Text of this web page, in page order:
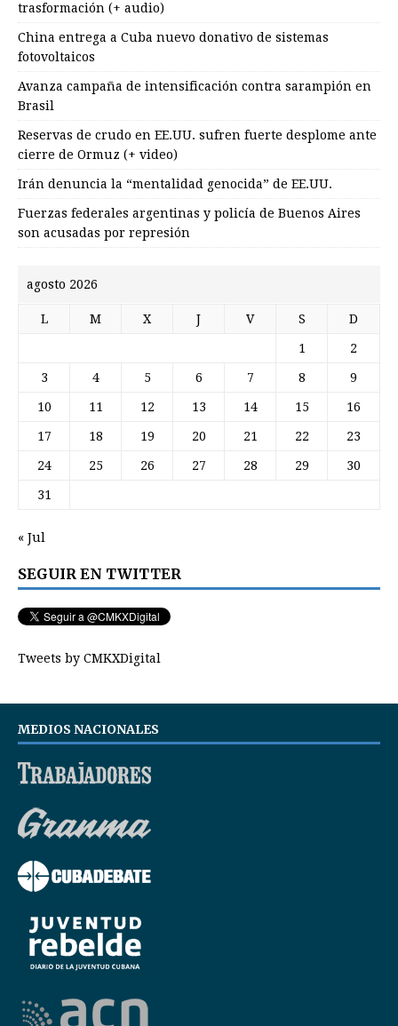
trasformación (+ audio)
China entrega a Cuba nuevo donativo de sistemas
fotovoltaicos
Avanza campaña de intensificación contra sarampión en
Brasil
Reservas de crudo en EE.UU. sufren fuerte desplome ante
cierre de Ormuz (+ video)
Irán denuncia la “mentalidad genocida” de EE.UU.
Fuerzas federales argentinas y policía de Buenos Aires
son acusadas por represión
agosto 2026
L M X J V S D
1 2
3 4 5 6 7 8 9
10 11 12 13 14 15 16
17 18 19 20 21 22 23
24 25 26 27 28 29 30
31
« Jul
SEGUIR EN TWITTER
Tweets by CMKXDigital
MEDIOS NACIONALES